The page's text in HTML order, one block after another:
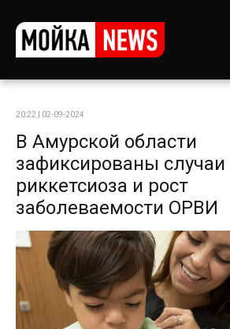
20:22 | 02-09-2024
В Амурской области
зафиксированы
риккетсиоза и рост
заболеваемости ОРВИ